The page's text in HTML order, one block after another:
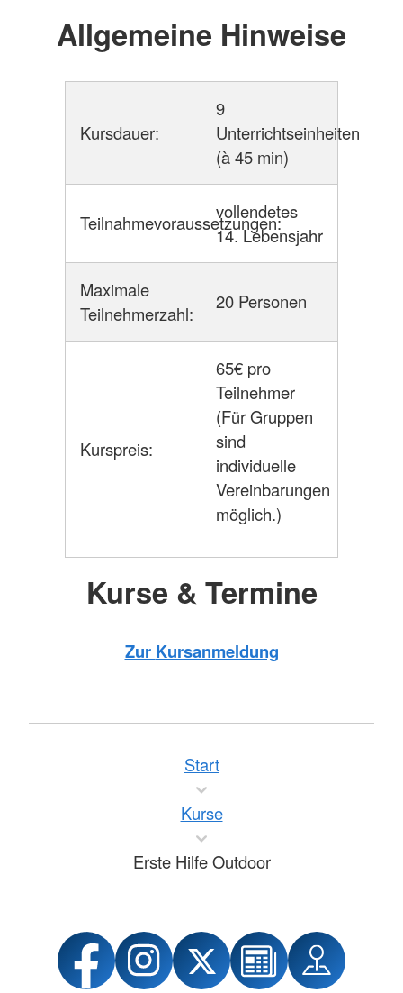
Allgemeine Hinweise
Kursdauer:
9
Unterrichtseinheiten
(à 45 min)
Teilnahmevoraussetzungen:
vollendetes
14. Lebensjahr
Maximale
Teilnehmerzahl:
20 Personen
Kurspreis:
65€ pro
Teilnehmer
(Für Gruppen
sind
individuelle
Vereinbarungen
möglich.)
Kurse & Termine
Zur Kursanmeldung
Start
Kurse
Erste Hilfe Outdoor